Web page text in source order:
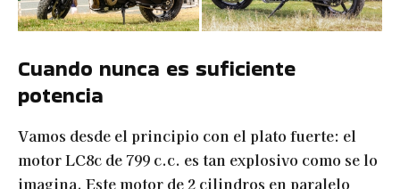
Cuando nunca es suficiente
potencia
Vamos desde el principio con el plato fuerte: el
motor LC8c de 799 c.c. es tan explosivo como se lo
imagina. Este motor de 2 cilindros en paralelo